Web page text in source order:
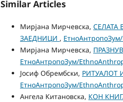
Similar Articles
Мирјана Мирчевска, СЕЛАТА
ЗАЕДНИЦИ ,
Мирјана Мирчевска,
ЕтноАнтропоЗум/
Јосиф Обрембски, РИТУАЛОТ
ЕтноАнтропоЗум/
Ангела Китановска, КОН